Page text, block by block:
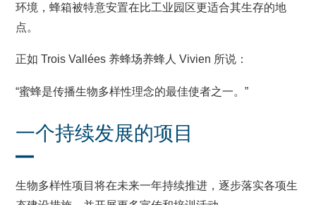
环境，蜂箱被特意安置在比工业园区更适合其生存的地
点。
正如 Trois Vallées 养蜂场养蜂人 Vivien 所说：
“蜜蜂是传播生物多样性理念的最佳使者之一。”
一个持续发展的项目
生物多样性项目将在未来一年持续推进，逐步落实各项生